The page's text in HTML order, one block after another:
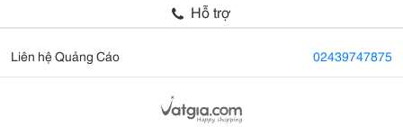
Hỗ trợ
Liên hệ Quảng Cáo 02439747875